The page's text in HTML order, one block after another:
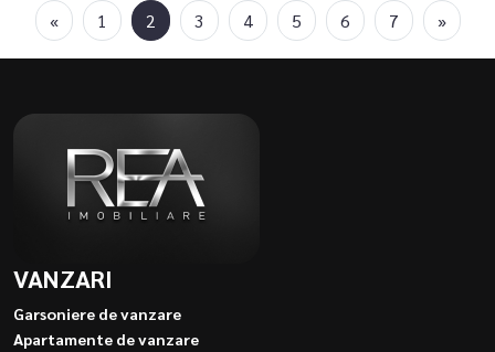
« 1 2 3 4 5 6 7 »
VANZARI
Garsoniere de vanzare
Apartamente de vanzare